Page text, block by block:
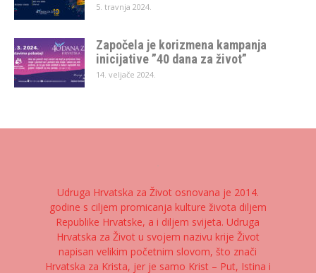
5. travnja 2024.
Započela je korizmena kampanja
inicijative ”40 dana za život”
14. veljače 2024.
Udruga Hrvatska za Život osnovana je 2014.
godine s ciljem promicanja kulture života diljem
Republike Hrvatske, a i diljem svijeta. Udruga
Hrvatska za Život u svojem nazivu krije Život
napisan velikim početnim slovom, što znači
Hrvatska za Krista, jer je samo Krist – Put, Istina i